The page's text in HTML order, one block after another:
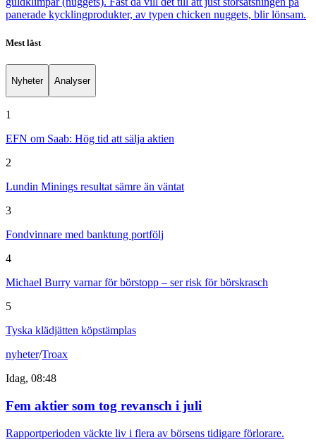
panerade kycklingprodukter, av typen chicken nuggets, blir lönsam.
Mest läst
Nyheter Analyser
1
EFN om Saab: Hög tid att sälja aktien
2
Lundin Minings resultat sämre än väntat
3
Fondvinnare med banktung portfölj
4
Michael Burry varnar för börstopp – ser risk för börskrasch
5
Tyska klädjätten köpstämplas
nyheter/Troax
Idag, 08:48
Fem aktier som tog revansch i juli
Rapportperioden väckte liv i flera av börsens tidigare förlorare.